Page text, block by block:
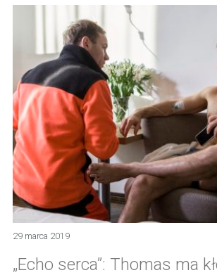
29 marca 2019
„Echo serca”: Thomas ma